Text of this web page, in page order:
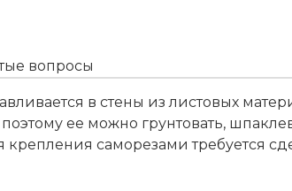
вопросы
в стены из листовых
ее можно грунтовать,
саморезами требуется